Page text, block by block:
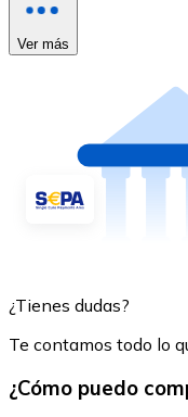
Ver más
¿Tienes dudas?
Te contamos todo lo
¿Cómo puedo